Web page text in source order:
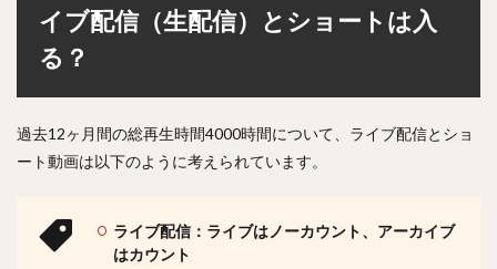
イブ配信（生配信）とショートは入
る？
過去12ヶ月間の総再生時間4000時間について、ライブ配信とショ
ート動画は以下のように考えられています。
ライブ配信：ライブはノーカウント、アーカイブ
はカウント